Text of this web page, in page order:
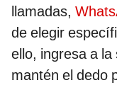
llamadas,
de elegir
ello, ingresa a la
mantén el dedo